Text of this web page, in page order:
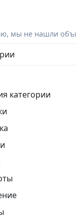
мы не нашли
категории